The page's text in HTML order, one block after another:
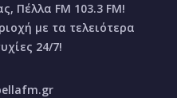
Πέλλα FM 103.3 FM!
με τα τελειότερα
24/7!